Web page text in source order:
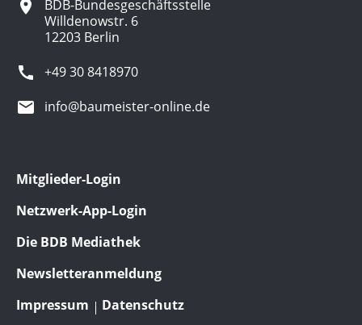
BDB-Bundesgeschäftsstelle
Willdenowstr. 6
12203 Berlin
+49 30 8418970
info@baumeister-online.de
Mitglieder-Login
Netzwerk-App-Login
Die BDB Mediathek
Newsletteranmeldung
Impressum
Datenschutz